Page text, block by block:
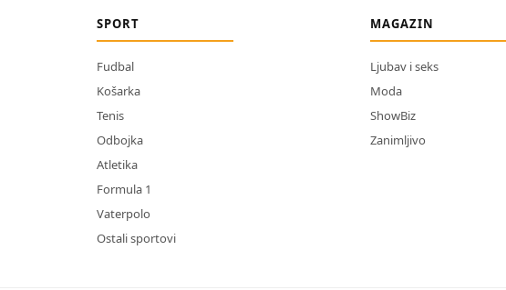
SPORT
Fudbal
Košarka
Tenis
Odbojka
Atletika
Formula 1
Vaterpolo
Ostali sportovi
MAGAZIN
Ljubav i seks
Moda
ShowBiz
Zanimljivo